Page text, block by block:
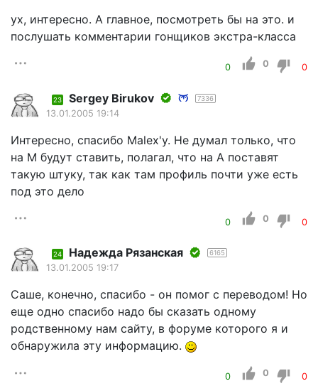
ух, интересно. А главное, посмотреть бы на это. и
послушать комментарии гонщиков экстра-класса
0 0 0
23 Sergey Birukov 7336
13.01.2005 19:14
Интересно, спасибо Malex'у. Не думал только, что
на М будут ставить, полагал, что на А поставят
такую штуку, так как там профиль почти уже есть
под это дело
0 0 0
24 Надежда Рязанская 6165
13.01.2005 19:17
Саше, конечно, спасибо - он помог с переводом! Но
еще одно спасибо надо бы сказать одному
родственному нам сайту, в форуме которого я и
обнаружила эту информацию.
0 0 0